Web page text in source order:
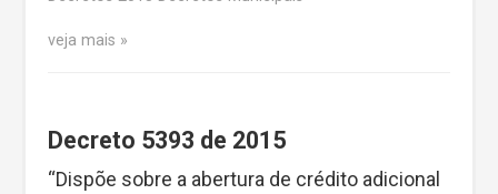
veja mais
Decreto 5393 de 2015
“Dispõe sobre a abertura de crédito adicional